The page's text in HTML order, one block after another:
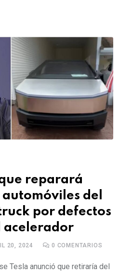
reparará
del
por defectos
acelerador
20, 2024 0 COMENTARIOS
Tesla anunció que retiraría del